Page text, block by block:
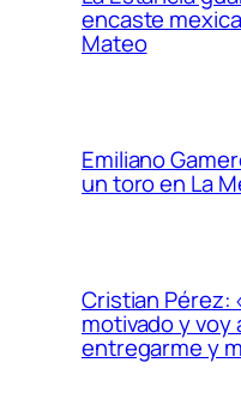
encaste
Mateo
Emiliano
un toro en La
Cristian Pérez:
motivado y voy
entregarme y